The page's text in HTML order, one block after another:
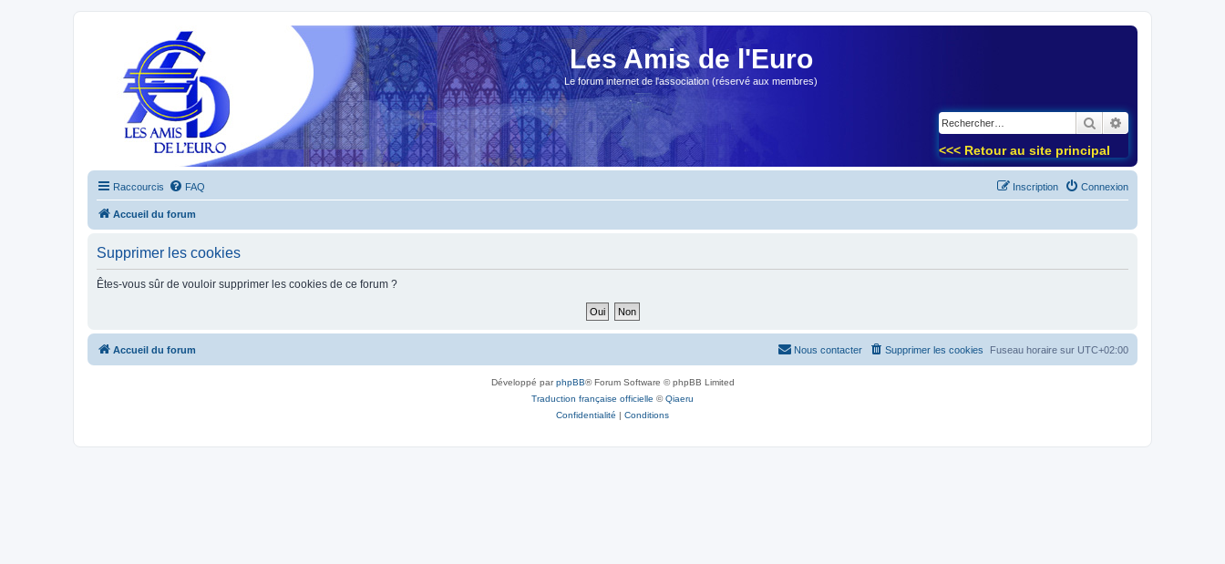
Les Amis de l'Euro
Le forum internet de l'association (réservé aux membres)
Rechercher
<<< Retour au site principal
Raccourcis FAQ Connexion
Inscription
Accueil du forum
Supprimer les cookies
Êtes-vous sûr de vouloir supprimer les cookies de ce forum ?
Accueil du forum Fuseau horaire sur UTC+02:00
Supprimer les cookies
Nous contacter
Développé parphpBB® Forum Software © phpBB Limited
Traduction française officielle ©Qiaeru
Confidentialité | Conditions